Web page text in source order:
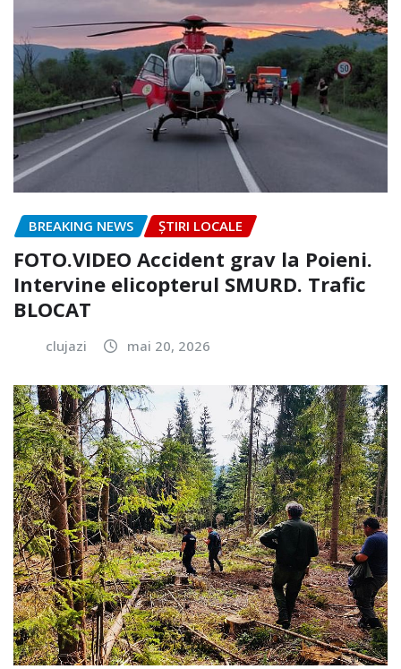
BREAKING NEWS ȘTIRI LOCALE
FOTO.VIDEO Accident grav la Poieni.
Intervine elicopterul SMURD. Trafic
BLOCAT
clujazi mai 20, 2026